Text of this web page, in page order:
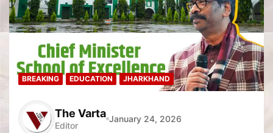
BREAKING EDUCATION JHARKHAND
The Varta
Editor
January 24, 2026